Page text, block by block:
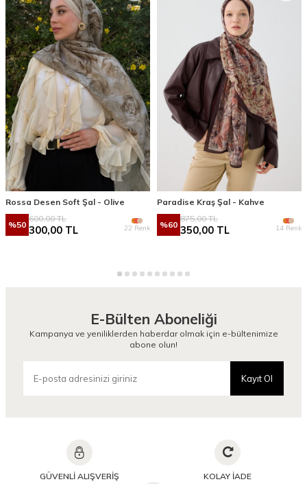
Rossa Desen Soft Şal - Olive
%50
600,00TL
300,00 TL 22 Renk
Paradise Kraş Şal - Kahve
%60
875,00TL
350,00 TL 14 Renk
E-Bülten Aboneliği
Kampanya ve yeniliklerden haberdar olmak için e-bültenimize
abone olun!
Kayıt Ol
GÜVENLİ ALIŞVERİŞ KOLAY İADE